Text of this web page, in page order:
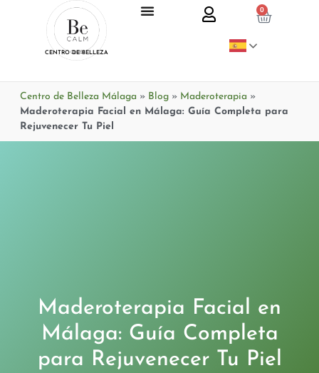
CENTRO DE BELLEZA
0
Centro de Belleza Málaga » Blog» Maderoterapia »
Maderoterapia Facial en Málaga: Guía Completa para
Rejuvenecer Tu Piel
Maderoterapia Facial en
Málaga: Guía Completa
para Rejuvenecer Tu Piel